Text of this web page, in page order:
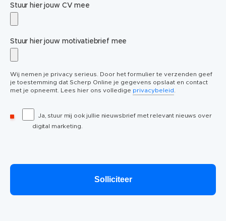
Stuur hier jouw CV mee
Stuur hier jouw motivatiebrief mee
Wij nemen je privacy serieus. Door het formulier te verzenden geef
je toestemming dat Scherp Online je gegevens opslaat en contact
met je opneemt. Lees hier ons volledige privacybeleid
Ja, stuur mij ook jullie nieuwsbrief met relevant nieuws over
digital marketing.